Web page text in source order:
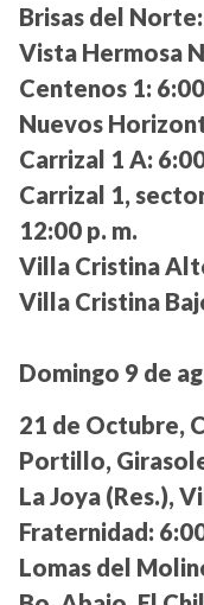
Brisas del Norte:
Vista Hermosa
Centenos 1:
Nuevos
Carrizal 1 A:
Carrizal 1,
12:00 p. m.
Villa Cristina
Villa Cristina
Domingo 9 de
21 de Octubre,
Portillo,
La Joya (Res.),
Fraternidad:
Lomas del